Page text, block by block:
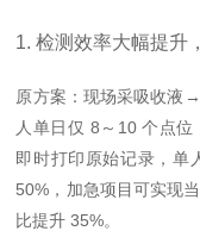
1. 检测效率大幅提升
原方案 ：现场采吸收
人单日仅 8～10 个点位
即时打印原始记录，单
50%，加急项目可实现
比提升 35%。